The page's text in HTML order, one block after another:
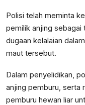
Polisi telah meminta
pemilik anjing sebagai
dugaan kelalaian
maut tersebut.
Dalam penyelidikan,
anjing pemburu, serta
pemburu hewan liar